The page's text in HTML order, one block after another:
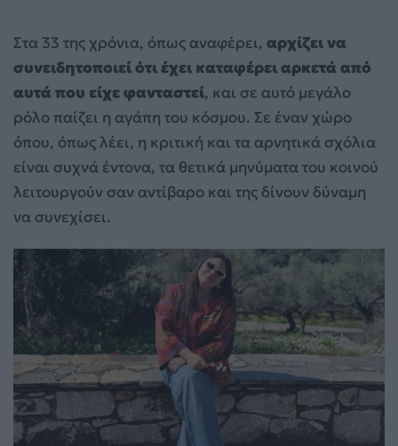
Στα 33 της χρόνια, όπως αναφέρει, αρχίζει να
συνειδητοποιεί ότι έχει καταφέρει αρκετά από
αυτά που είχε φανταστεί, και σε αυτό μεγάλο
ρόλο παίζει η αγάπη του κόσμου. Σε έναν χώρο
όπου, όπως λέει, η κριτική και τα αρνητικά σχόλια
είναι συχνά έντονα, τα θετικά μηνύματα του κοινού
λειτουργούν σαν αντίβαρο και της δίνουν δύναμη
να συνεχίσει.